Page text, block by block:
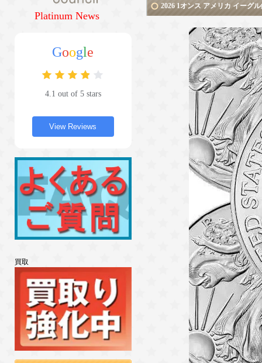
Platinum News
Google
4.1 out of 5 stars
View Reviews
買取
2026 1オンス アメリカ イーグ